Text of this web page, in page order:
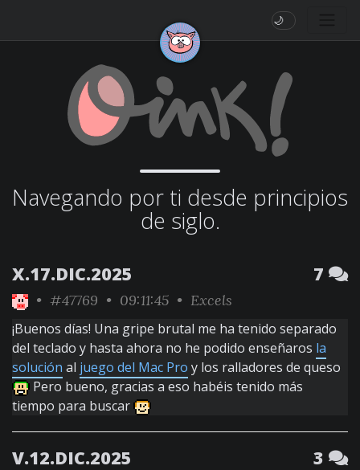
🌙
Navegando por ti desde principios
de siglo.
X.17.DIC.2025 7
• #47769 • 09:11:45 • Excels
¡Buenos días! Una gripe brutal me ha tenido separado
del teclado y hasta ahora no he podido enseñaros la
solución al juego del Mac Pro y los ralladores de queso
Pero bueno, gracias a eso habéis tenido más
tiempo para buscar
V.12.DIC.2025 3